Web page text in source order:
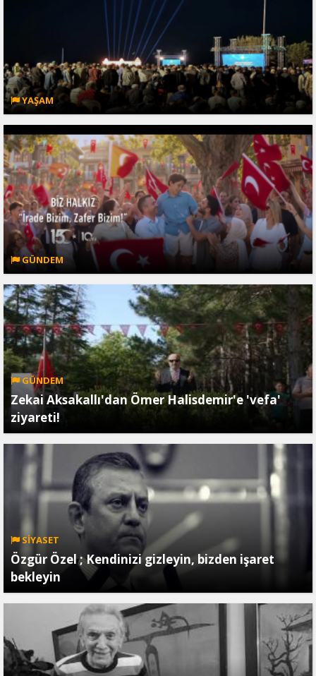
YAŞAM
GÜNDEM
GÜNDEM
Zekai Aksakallı'dan Ömer Halisdemir'e 'vefa'
ziyareti!
SİYASET
Özgür Özel ; Kendinizi gizleyin, bizden işaret
bekleyin